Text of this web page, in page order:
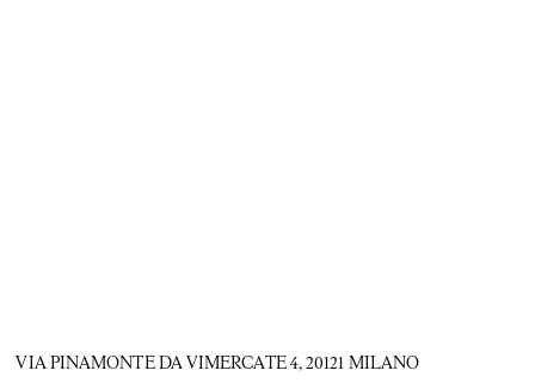
VIA PINAMONTE DA VIMERCATE 4, 20121 MILANO